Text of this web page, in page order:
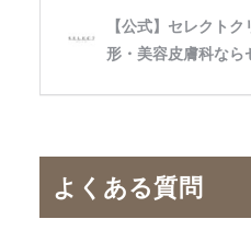
よくある質問